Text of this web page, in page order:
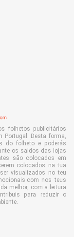
folhetos publicitários
Portugal. Desta forma,
do folheto e poderás
os saldos das lojas
são colocados em
colocados na tua
visualizados no teu
nos teus
melhor, com a leitura
para reduzir o